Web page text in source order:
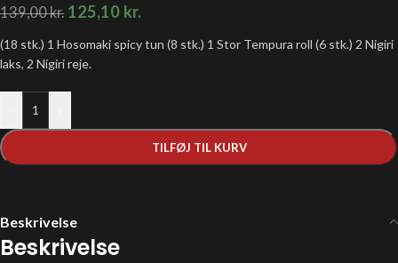
139,00kr. 125,10 kr.
(18 stk.) 1 Hosomaki spicy tun (8 stk.) 1 Stor Tempura roll (6 stk.) 2 Nigiri
laks, 2 Nigiri reje.
TILFØJ TIL KURV
Beskrivelse
Beskrivelse